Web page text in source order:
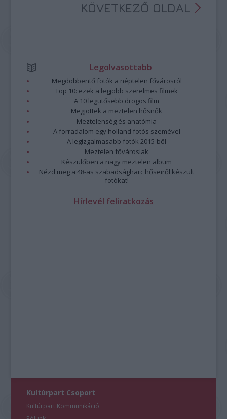
KÖVETKEZŐ OLDAL
Legolvasottabb
Megdöbbentő fotók a néptelen fővárosról
Top 10: ezek a legjobb szerelmes filmek
A 10 legütősebb drogos film
Megjöttek a meztelen hősnők
Meztelenség és anatómia
A forradalom egy holland fotós szemével
A legizgalmasabb fotók 2015-ből
Meztelen fővárosiak
Készülőben a nagy meztelen album
Nézd meg a 48-as szabadságharc hőseiről készült
fotókat!
Hírlevél feliratkozás
Kultúrpart Csoport
Kultúrpart Kommunikáció